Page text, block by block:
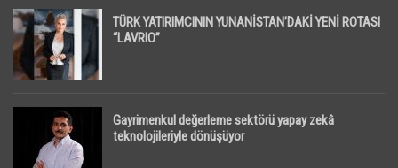
TÜRK YATIRIMCININ YUNANİSTAN’DAKİ YENİ ROTASI
“LAVRIO”
Gayrimenkul değerleme sektörü yapay zekâ
teknolojileriyle dönüşüyor